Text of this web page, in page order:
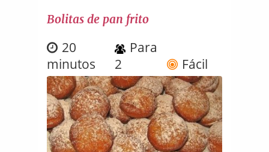
Bolitas de pan frito
20
minutos
Para
2
Fácil